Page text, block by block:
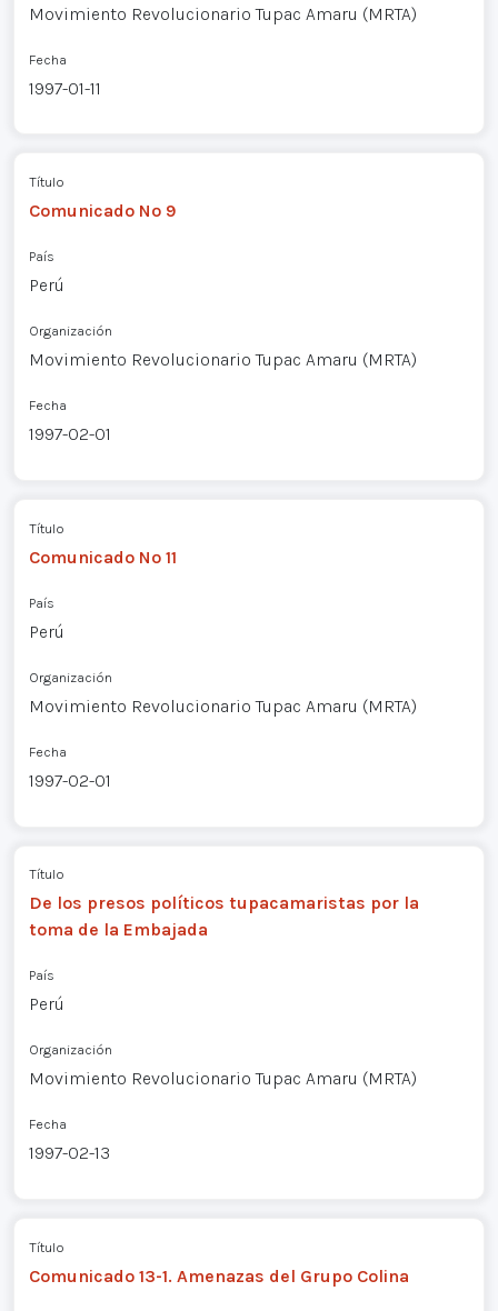
Movimiento Revolucionario Tupac Amaru (MRTA)
Fecha
1997-01-11
Título
Comunicado Nº 9
País
Perú
Organización
Movimiento Revolucionario Tupac Amaru (MRTA)
Fecha
1997-02-01
Título
Comunicado Nº 11
País
Perú
Organización
Movimiento Revolucionario Tupac Amaru (MRTA)
Fecha
1997-02-01
Título
De los presos políticos tupacamaristas por la
toma de la Embajada
País
Perú
Organización
Movimiento Revolucionario Tupac Amaru (MRTA)
Fecha
1997-02-13
Título
Comunicado 13-1. Amenazas del Grupo Colina